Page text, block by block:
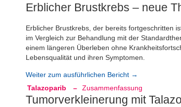
Erblicher Brustkrebs – neue
Erblicher Brustkrebs, der bereits fortgeschritten
im Vergleich zur Behandlung mit der
einem längeren Überleben ohne
Lebensqualität und ihren Symptomen.
Weiter zum ausführlichen Bericht →
Talazoparib
– Zusammenfassung
Tumorverkleinerung mit